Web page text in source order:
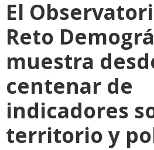
El
Reto
muestra
centenar de
indicadores
territorio y